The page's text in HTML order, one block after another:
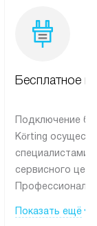
Бесплатное
Подключение
Körting
специалистами
сервисного
эксплуатации
Показать ещё